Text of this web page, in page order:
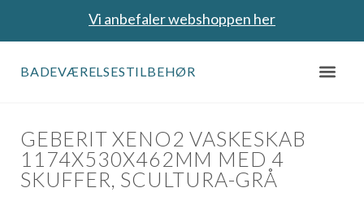
Vi anbefaler webshoppen her
BADEVÆRELSESTILBEHØR
GEBERIT XENO2 VASKESKAB
1174X530X462MM MED 4
SKUFFER, SCULTURA-GRÅ